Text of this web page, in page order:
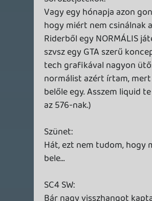
A podcast utolsó fele nagyon izgalmas
volt! Tényleg nagyon érdekes volt az a
"Egy konzol mindfelett" téma, örömmel
hallgattam, köszönet érte! 😉
King 2008.01.20 18:10:56 #0n2ns
STAR WARS!!! 😃
mondjuk nem baj annak aki lemaradt
volna az elmúlt hetek eseményeiről. Jó
hosszú lett. Ja és mielőtt elfelejteném,
(blogomban benne, önreklám sry 😉 ).